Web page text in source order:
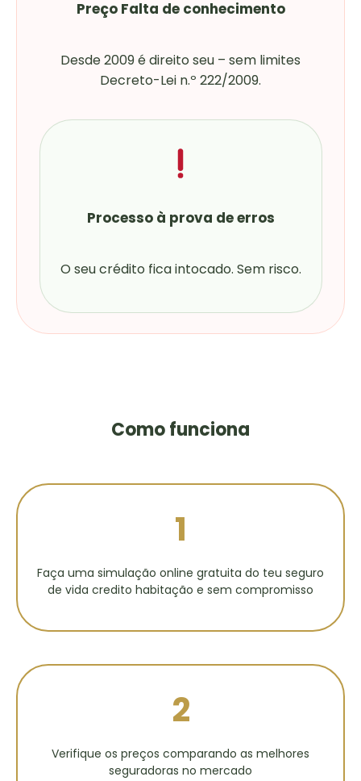
Preço Falta de conhecimento
Desde 2009 é direito seu – sem limites
Decreto-Lei n.º 222/2009.
Processo à prova de erros
O seu crédito fica intocado. Sem risco.
Como funciona
1
Faça uma simulação online gratuita do teu seguro
de vida credito habitação e sem compromisso
2
Verifique os preços comparando as melhores
seguradoras no mercado